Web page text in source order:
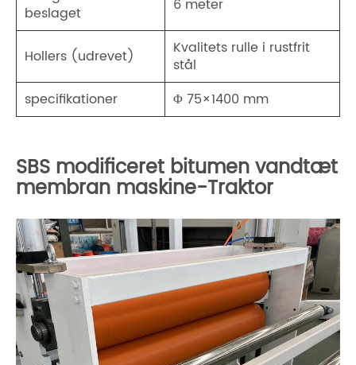
beslaget
6 meter
Hollers (udrevet)
Kvalitets rulle i rustfrit
stål
specifikationer
Φ 75×1400 mm
SBS modificeret bitumen vandtæt
membran maskine-Traktor